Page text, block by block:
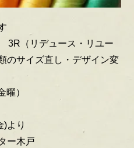
3R（リデュース・リユー
サイズ直し・デザイン変
曜）
)より
ー木戸